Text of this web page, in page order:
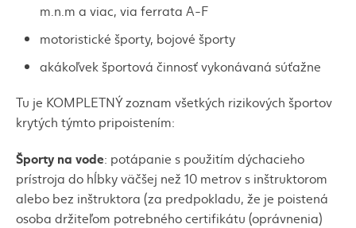
m.n.m a viac, via ferrata A-F
motoristické športy, bojové športy
akákoľvek športová činnosť vykonávaná súťažne
Tu je KOMPLETNÝ zoznam všetkých rizikových športov
krytých týmto pripoistením:
Športy na vode: potápanie s použitím dýchacieho
prístroja do hĺbky väčšej než 10 metrov s inštruktorom
alebo bez inštruktora (za predpokladu, že je poistená
osoba držiteľom potrebného certifikátu (oprávnenia)